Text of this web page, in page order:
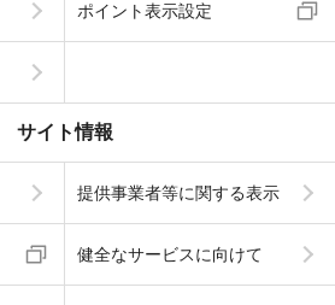
ポイント表示設定
サイト情報
提供事業者等に関する表示
健全なサービスに向けて